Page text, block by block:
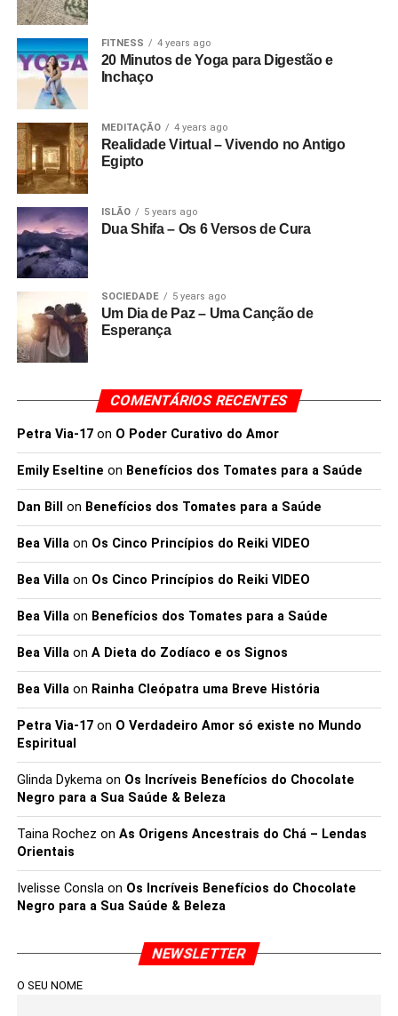
FITNESS 4 years ago
20 Minutos de Yoga para Digestão e
Inchaço
MEDITAÇÃO 4 years ago
Realidade Virtual – Vivendo no Antigo
Egipto
ISLÃO 5 years ago
Dua Shifa – Os 6 Versos de Cura
SOCIEDADE 5 years ago
Um Dia de Paz – Uma Canção de
Esperança
COMENTÁRIOS RECENTES
Petra Via-17on O Poder Curativo do Amor
Emily Eseltine on Benefícios dos Tomates para a Saúde
Dan Bill on Benefícios dos Tomates para a Saúde
Bea Villaon Os Cinco Princípios do Reiki VIDEO
Bea Villaon Os Cinco Princípios do Reiki VIDEO
Bea Villaon Benefícios dos Tomates para a Saúde
Bea Villaon A Dieta do Zodíaco e os Signos
Bea Villaon Rainha Cleópatra uma Breve História
Petra Via-17on O Verdadeiro Amor só existe no Mundo
Espiritual
Glinda Dykemaon Os Incríveis Benefícios do Chocolate
Negro para a Sua Saúde & Beleza
Taina Rochez on As Origens Ancestrais do Chá – Lendas
Orientais
Ivelisse Conslaon Os Incríveis Benefícios do Chocolate
Negro para a Sua Saúde & Beleza
NEWSLETTER
O SEU NOME